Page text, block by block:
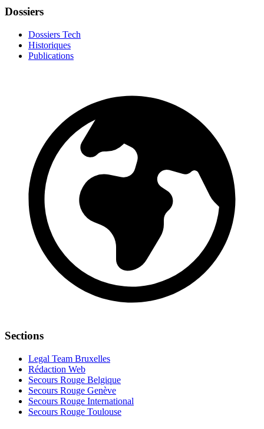
Dossiers
Dossiers Tech
Historiques
Publications
Sections
Legal Team Bruxelles
Rédaction Web
Secours Rouge Belgique
Secours Rouge Genève
Secours Rouge International
Secours Rouge Toulouse